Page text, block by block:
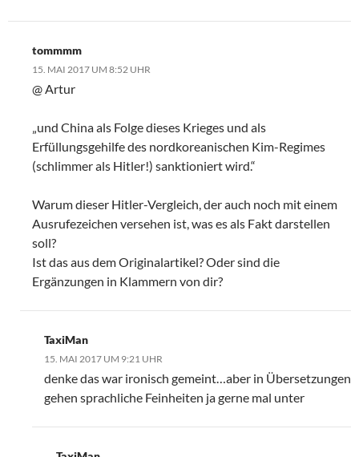
tommmm
15. MAI 2017 UM 8:52 UHR
@ Artur
„und China als Folge dieses Krieges und als
Erfüllungsgehilfe des nordkoreanischen Kim-Regimes
(schlimmer als Hitler!) sanktioniert wird.“
Warum dieser Hitler-Vergleich, der auch noch mit einem
Ausrufezeichen versehen ist, was es als Fakt darstellen
soll?
Ist das aus dem Originalartikel? Oder sind die
Ergänzungen in Klammern von dir?
TaxiMan
15. MAI 2017 UM 9:21 UHR
denke das war ironisch gemeint…aber in Übersetzungen
gehen sprachliche Feinheiten ja gerne mal unter